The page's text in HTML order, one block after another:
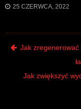
25 CZERWCA, 2022
Post
Jak
Jak zwiększyć